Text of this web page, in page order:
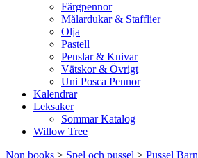
Färgpennor
Målardukar & Stafflier
Olja
Pastell
Penslar & Knivar
Vätskor & Övrigt
Uni Posca Pennor
Kalendrar
Leksaker
Sommar Katalog
Willow Tree
Non books > Spel och pussel > Pussel Barn